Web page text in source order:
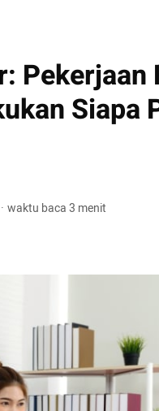
Pekerjaan
Siapa
· waktu baca 3 menit